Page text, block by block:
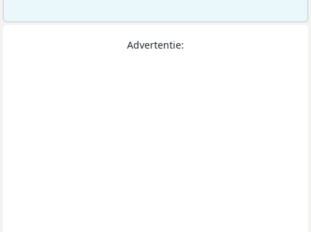
Advertentie: